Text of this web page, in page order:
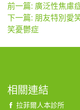
前一篇: 廣泛性焦慮
下一篇: 朋友特別愛
笑憂鬱症
相關連結
拉菲爾人本診所